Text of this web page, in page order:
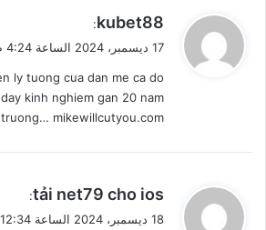
ي
ل
kubet88
:
17 ديسمبر، 2024 الساعة 4:24 ص
ly tuong cua dan me ca do
kinh nghiem gan 20 nam
mikewillcutyou.com
يtải net79 cho ios
:
18 ديسمبر، 2024 الساعة 12:34 م